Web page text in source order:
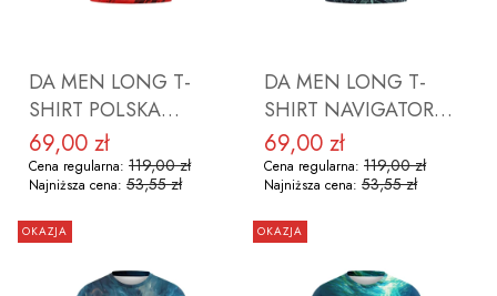
DA MEN LONG T-
SHIRT POLSKA
Cena promocyjna
69,00 zł
Cena regularna: 119,00 zł
Najniższa cena: 53,55 zł
DA MEN LONG T-
SHIRT NAVIGATOR
Cena promocyjna
69,00 zł
Cena regularna: 119,00 zł
Najniższa cena: 53,55 zł
OKAZJA OKAZJA